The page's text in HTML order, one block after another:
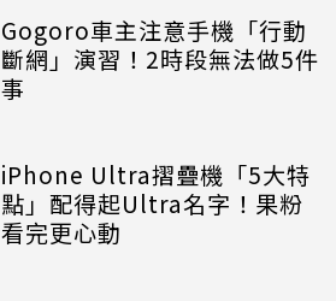
Gogoro車主注意手機「行動
斷網」演習！2時段無法做5件
事
iPhone Ultra摺疊機「5大特
點」配得起Ultra名字！果粉
看完更心動